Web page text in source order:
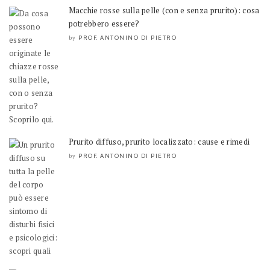
Macchie rosse sulla pelle (con e senza prurito): cosa
potrebbero essere?
by PROF. ANTONINO DI PIETRO
Prurito diffuso, prurito localizzato: cause e rimedi
by PROF. ANTONINO DI PIETRO